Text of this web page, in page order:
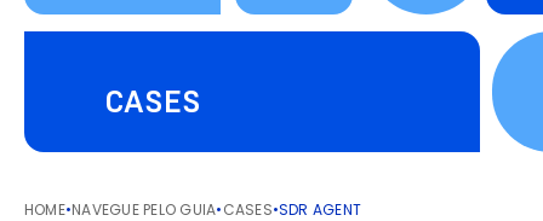
CASES
HOME•NAVEGUE PELO GUIA•CASES•SDR AGENT